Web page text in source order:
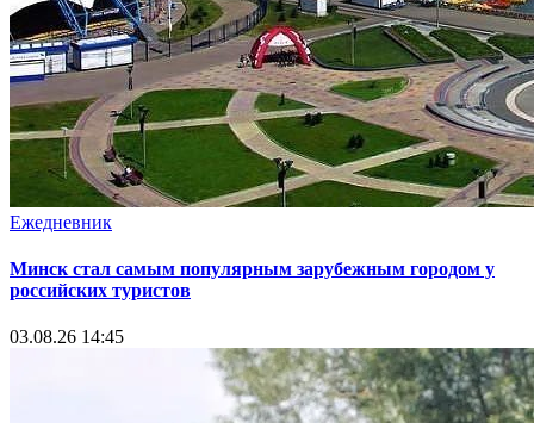
Ежедневник
Минск стал самым популярным зарубежным городом у
российских туристов
03.08.26 14:45